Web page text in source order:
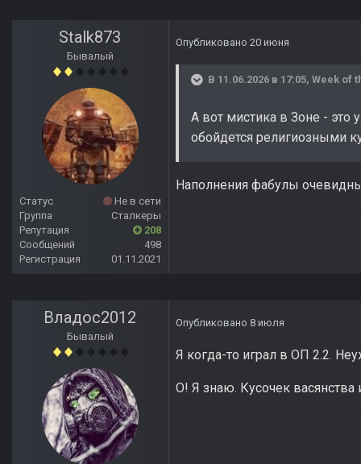
Stalk873
Бывалый
Статус
Не в сети
Группа
Сталкеры
Репутация
208
Сообщений
498
Регистрация
01.11.2021
Опубликовано 20 июня
В 11.06.2026 в 17:05, Week of
А вот мистика в Зоне - это
обойдется религиозными
Наполнения фабулы
Владос2012
Бывалый
Опубликовано 8 июля
Я когда-то играл в ОП 2.2.
О! Я знаю. Кусочек васянства